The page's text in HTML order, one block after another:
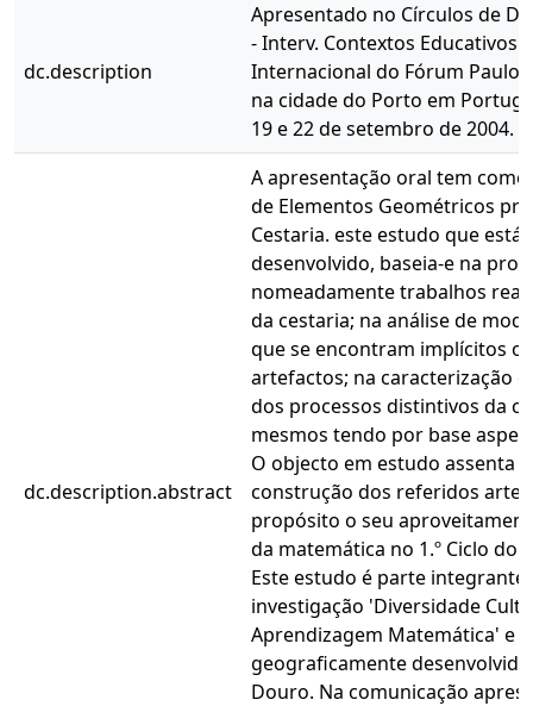
dc.description
Apresentado no Círculos de
- Interv. Contextos Educativos
Internacional do Fórum Paulo
na cidade do Porto em
19 e 22 de setembro de 2004.
dc.description.abstract
A apresentação oral tem
de Elementos Geométricos
Cestaria. este estudo que está
desenvolvido, baseia-e na
nomeadamente trabalhos
da cestaria; na análise de
que se encontram implícitos
artefactos; na caracterização
dos processos distintivos da
mesmos tendo por base
O objecto em estudo assenta
construção dos referidos
propósito o seu
da matemática no 1.º Ciclo do
Este estudo é parte
investigação 'Diversidade
Aprendizagem Matemática' e
geograficamente
Douro. Na comunicação